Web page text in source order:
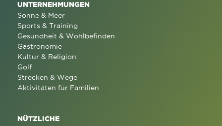
UNTERNEHMUNGEN
Sonne & Meer
Sports & Training
Gesundheit & Wohlbefinden
Gastronomie
Kultur & Religion
Golf
Strecken & Wege
Aktivitäten für Familien
NÜTZLICHE